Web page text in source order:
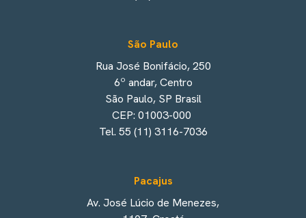
São Paulo
Rua José Bonifácio, 250
6º andar, Centro
São Paulo, SP Brasil
CEP: 01003-000
Tel. 55 (11) 3116-7036
Pacajus
Av. José Lúcio de Menezes,